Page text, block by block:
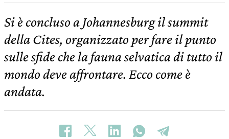
Si è concluso a Johannesburg il summit
della Cites, organizzato per fare il punto
sulle sfide che la fauna selvatica di tutto il
mondo deve affrontare. Ecco come è
andata.